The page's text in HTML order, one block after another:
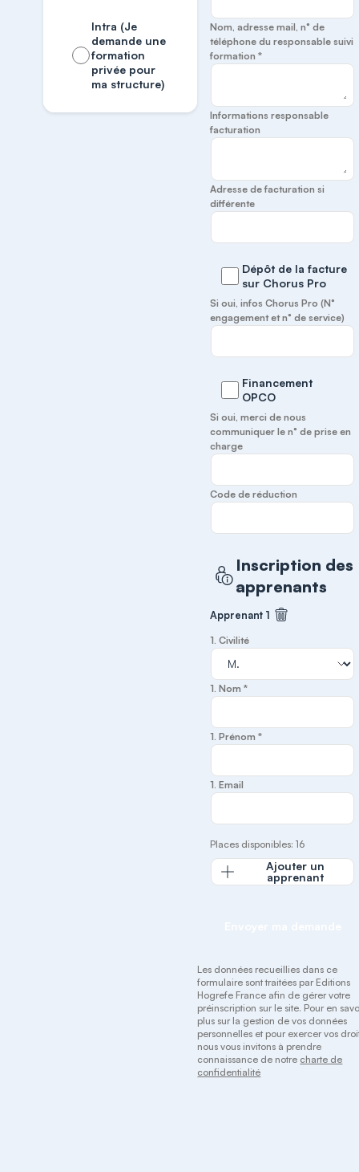
Intra (Je
demande une
formation
privée pour
ma structure)
Nom, adresse mail, n° de
téléphone du responsable suivi
formation *
Informations responsable
facturation
Adresse de facturation si
différente
Dépôt de la facture
sur Chorus Pro
Si oui, infos Chorus Pro (N°
engagement et n° de service)
Financement
OPCO
Si oui, merci de nous
communiquer le n° de prise en
charge
Code de réduction
Inscription des
apprenants
Apprenant 1 Supprimer
1. Civilité
1. Nom *
1. Prénom *
1. Email
Places disponibles: 16
Ajouter un
apprenant
Les données recueillies dans ce
formulaire sont traitées par Editions
Hogrefe France afin de gérer votre
préinscription sur le site. Pour en
plus sur la gestion de vos données
personnelles et pour exercer vos
nous vous invitons à prendre
connaissance de notre charte de
confidentialité